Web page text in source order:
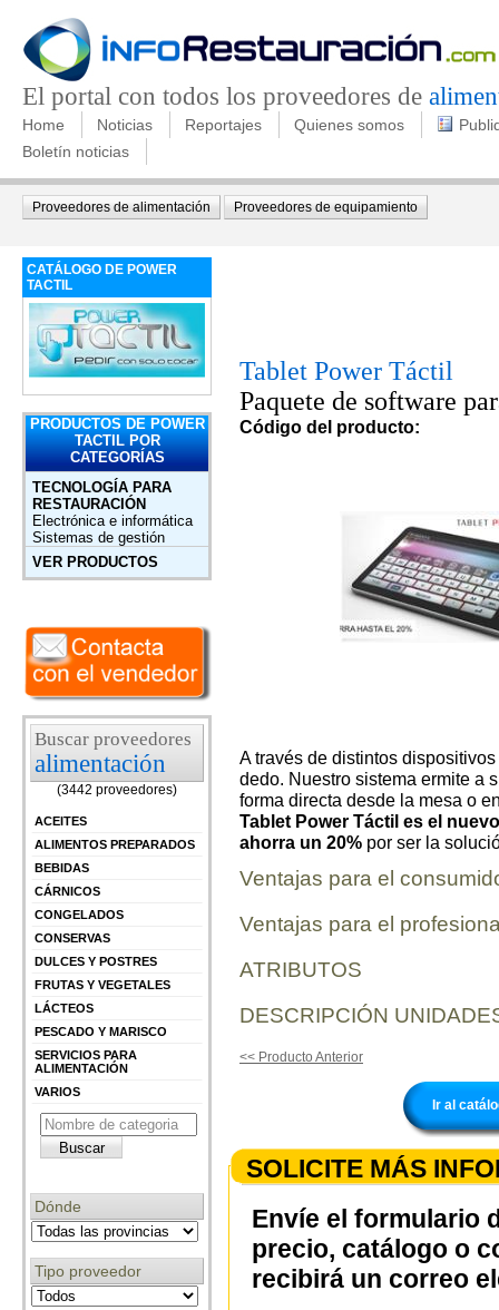
El portal con todos los proveedores de
Home Noticias Reportajes Quienes somos
Boletín noticias
Proveedores de alimentación Proveedores de equipamiento
CATÁLOGO DE POWER
TACTIL
PRODUCTOS DE POWER
TACTIL POR
CATEGORÍAS
TECNOLOGÍA PARA
RESTAURACIÓN
Electrónica e informática
Sistemas de gestión
VER PRODUCTOS
Buscar proveedores
alimentación
(3442 proveedores)
ACEITES
ALIMENTOS PREPARADOS
BEBIDAS
CÁRNICOS
CONGELADOS
CONSERVAS
DULCES Y POSTRES
FRUTAS Y VEGETALES
LÁCTEOS
PESCADO Y MARISCO
SERVICIOS PARA
ALIMENTACIÓN
VARIOS
Dónde
Tipo proveedor
Tablet Power Táctil
Paquete de software
Código del producto:
A través de distintos
dedo. Nuestro sistema ermite a
forma directa desde la mesa o
Tablet Power Táctil es el
ahorra un 20% por ser la
Ventajas para el
Ventajas para el
ATRIBUTOS
DESCRIPCIÓN
<< Producto Anterior
Ir al
SOLICITE MÁS
Envíe el formulario
precio, catálogo o
recibirá un correo